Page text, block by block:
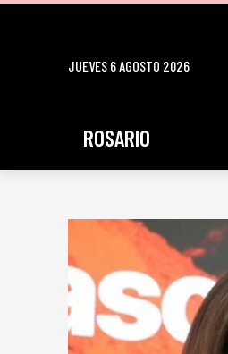
JUEVES 6 AGOSTO 2026
ROSARIO